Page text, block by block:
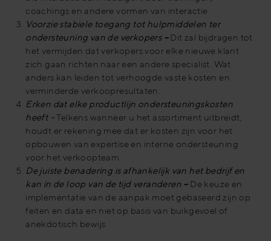
coachings en andere vormen van interactie.
Voorzie stabiele toegang tot hulpmiddelen ter
ondersteuning van de verkopers– Dit zal bijdragen tot
het vermijden dat verkopers voor elke nieuwe klant
zich gaan richten naar een andere specialist. Wat
anders kan leiden tot verhoogde vaste kosten en
verminderde verkoopresultaten.
Erken dat elke productlijn ondersteuningskosten
heeft–Telkens wanneer u het assortiment uitbreidt,
houdt er rekening mee dat er kosten zijn voor het
opbouwen van expertise en interne ondersteuning
voor het verkoopteam.
De juiste benadering is afhankelijk van het bedrijf en
kan in de loop van de tijd veranderen – De keuze en
implementatie van de aanpak moet gebaseerd zijn op
feiten en data en niet op basis van buikgevoel of
anekdotisch bewijs.